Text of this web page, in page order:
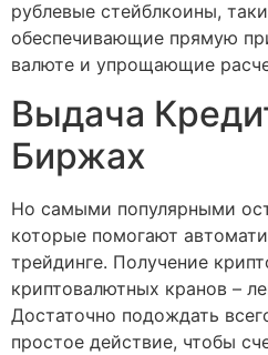
рублевые стейблкоины,
обеспечивающие прямую
валюте и упрощающие
Выдача
Биржах
Но самыми популярными
которые помогают
трейдинге. Получение
криптовалютных кранов –
Достаточно подождать
простое действие, чтобы